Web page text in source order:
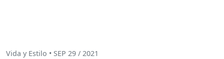
Vida y Estilo • SEP 29 / 2021